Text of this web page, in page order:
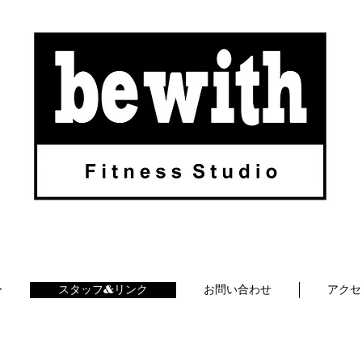
スタッフ&リンク お問い合わせ アク